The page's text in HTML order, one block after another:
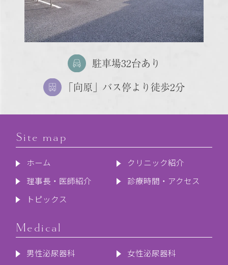
駐車場32台あり
「向原」バス停より徒歩2分
Site map
ホーム
クリニック紹介
理事長・医師紹介
診療時間・アクセス
トピックス
Medical
男性泌尿器科
女性泌尿器科